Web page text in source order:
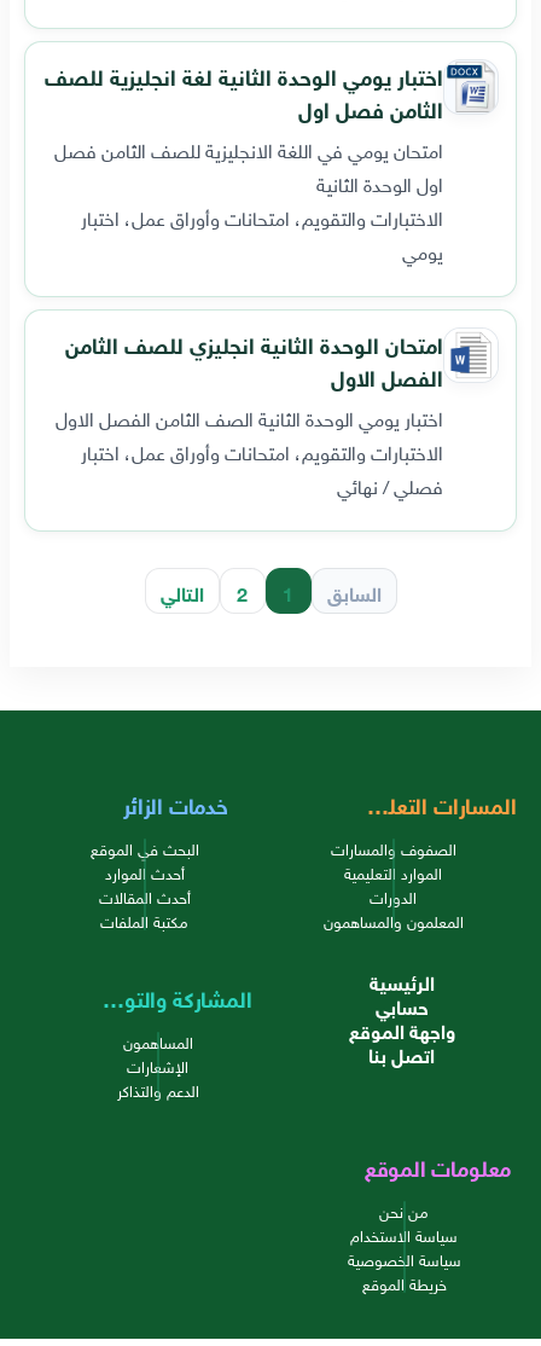
اختبار يومي الوحدة الثانية لغة انجليزية للصف
الثامن فصل اول
امتحان يومي في اللغة الانجليزية للصف الثامن فصل
اول الوحدة الثانية
الاختبارات والتقويم، امتحانات وأوراق عمل، اختبار
يومي
امتحان الوحدة الثانية انجليزي للصف الثامن
الفصل الاول
اختبار يومي الوحدة الثانية الصف الثامن الفصل الاول
الاختبارات والتقويم، امتحانات وأوراق عمل، اختبار
فصلي / نهائي
السابق 1
2 التالي
المسارات التعليمية
الصفوف والمسارات
الموارد التعليمية
الدورات
المعلمون والمساهمون
خدمات الزائر
البحث في الموقع
أحدث الموارد
أحدث المقالات
مكتبة الملفات
الرئيسية
حسابي
واجهة الموقع
اتصل بنا
المشاركة والتواصل
المساهمون
الإشعارات
الدعم والتذاكر
معلومات الموقع
من نحن
سياسة الاستخدام
سياسة الخصوصية
خريطة الموقع